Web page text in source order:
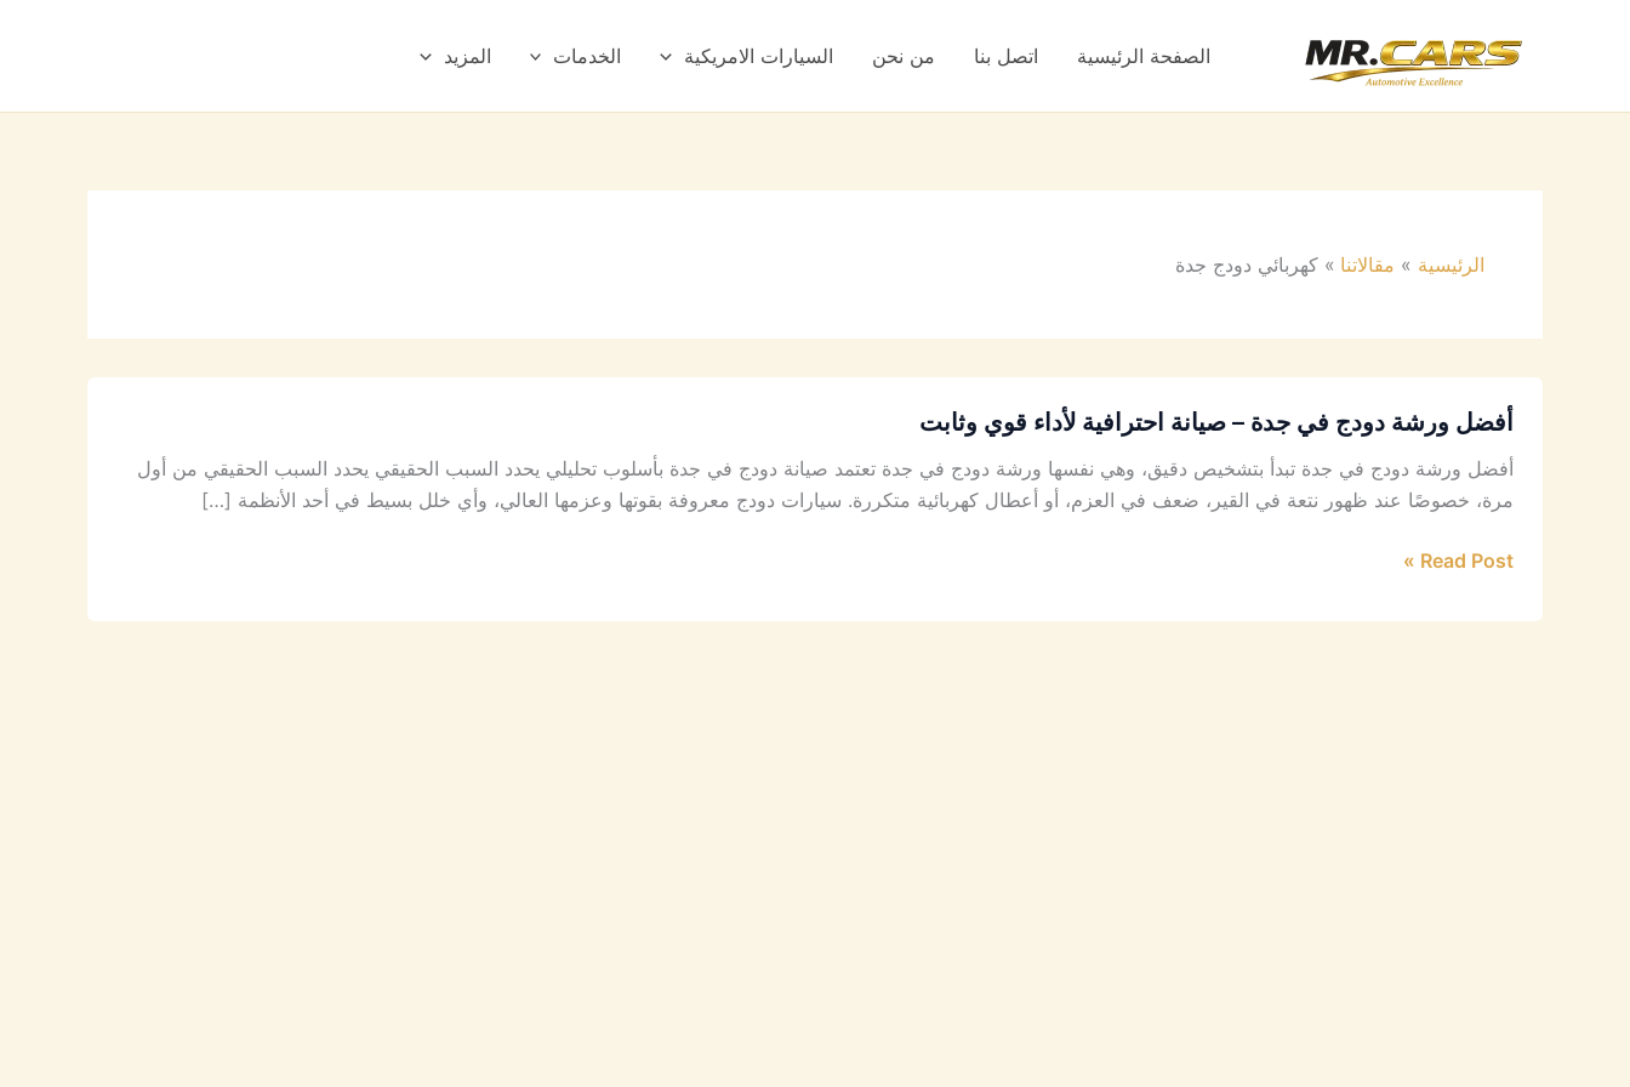
الصفحة الرئيسية اتصل بنا من نحن السيارات الامريكية الخدمات المزيد
الرئيسية مقالاتنا كهربائي دودج جدة
أفضل ورشة دودج في جدة – صيانة احترافية لأداء قوي وثابت
أفضل ورشة دودج في جدة تبدأ بتشخيص دقيق، وهي نفسها ورشة دودج في جدة تعتمد صيانة دودج في جدة بأسلوب تحليلي يحدد السبب الحقيقي يحدد السبب الحقيقي من أول
مرة، خصوصًا عند ظهور نتعة في القير، ضعف في العزم، أو أعطال كهربائية متكررة. سيارات دودج معروفة بقوتها وعزمها العالي، وأي خلل بسيط في أحد الأنظمة […]
Read Post »